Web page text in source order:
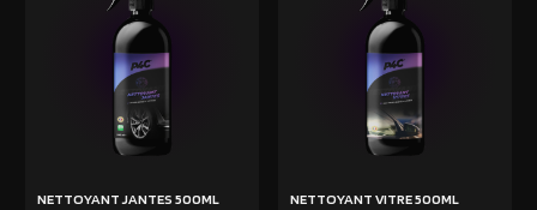
NETTOYANT JANTES 500ML
NETTOYANT VITRE 500ML